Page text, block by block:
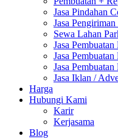
Jasa Pindahan
Jasa
Sewa Lahan
Jasa
Jasa
Jasa
Jasa Iklan /
Harga
Hubungi Kami
Karir
Kerjasama
Blog